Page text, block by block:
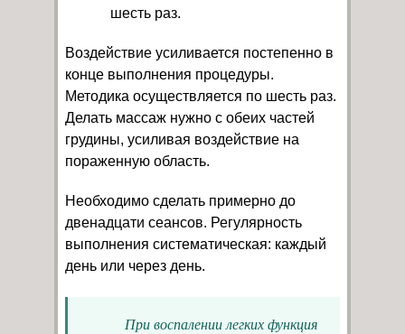
шесть раз.
Воздействие усиливается постепенно в
конце выполнения процедуры.
Методика осуществляется по шесть раз.
Делать массаж нужно с обеих частей
грудины, усиливая воздействие на
пораженную область.
Необходимо сделать примерно до
двенадцати сеансов. Регулярность
выполнения систематическая: каждый
день или через день.
При воспалении легких функция